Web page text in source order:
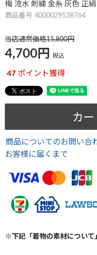
梅 流水 刺繍 金糸 灰色 正
商品番号 4000029538764
当店通常価格15,800
4,700 税込
47 ポイント獲得
カー
商品についてのお問い合
お客様に届くまで
※下記「着物の素材について